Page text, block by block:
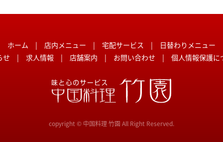
ホーム | 店内メニュー | 宅配サービス | 日替わりメニュー
せ | 求人情報 | 店舗案内 | お問い合わせ | 個人情報保護に
copyright © 中国料理 竹園 All Right Reserved.